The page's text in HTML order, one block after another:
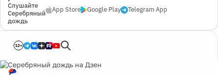
Слушайте
Серебряный
дождь
App Store Google Play Telegram App
12+